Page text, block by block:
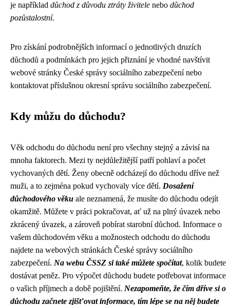
je například důchod z důvodu ztráty živitele nebo důchod
pozůstalostní.
Pro získání podrobnějších informací o jednotlivých druzích
důchodů a podmínkách pro jejich přiznání je vhodné navštívit
webové stránky České správy sociálního zabezpečení nebo
kontaktovat příslušnou okresní správu sociálního zabezpečení.
Kdy můžu do důchodu?
Věk odchodu do důchodu není pro všechny stejný a závisí na
mnoha faktorech. Mezi ty nejdůležitější patří pohlaví a počet
vychovaných dětí. Ženy obecně odcházejí do důchodu dříve než
muži, a to zejména pokud vychovaly více dětí. Dosažení
důchodového věku ale neznamená, že musíte do důchodu odejít
okamžitě. Můžete v práci pokračovat, ať už na plný úvazek nebo
zkrácený úvazek, a zároveň pobírat starobní důchod. Informace o
vašem důchodovém věku a možnostech odchodu do důchodu
najdete na webových stránkách České správy sociálního
zabezpečení. Na webu ČSSZ si také můžete spočítat, kolik budete
dostávat peněz. Pro výpočet důchodu budete potřebovat informace
o vašich příjmech a době pojištění. Nezapomeňte, že čím dříve si o
důchodu začnete zjišťovat informace, tím lépe se na něj budete